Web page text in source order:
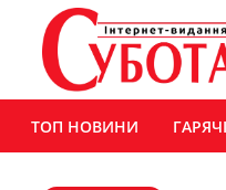
ТОП НОВИНИ